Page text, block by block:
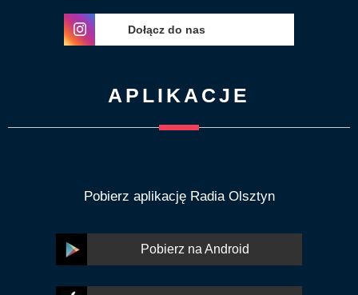
Dołącz do nas
APLIKACJE
Pobierz aplikację Radia Olsztyn
Pobierz na Android